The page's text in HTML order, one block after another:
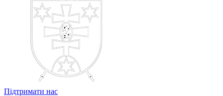
Підтримати нас